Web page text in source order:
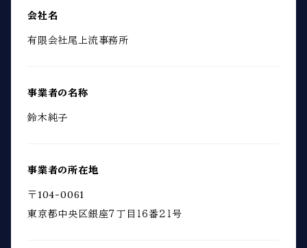
会社名
有限会社尾上流事務所
事業者の名称
鈴木純子
事業者の所在地
〒104-0061
東京都中央区銀座７丁目１６番２１号